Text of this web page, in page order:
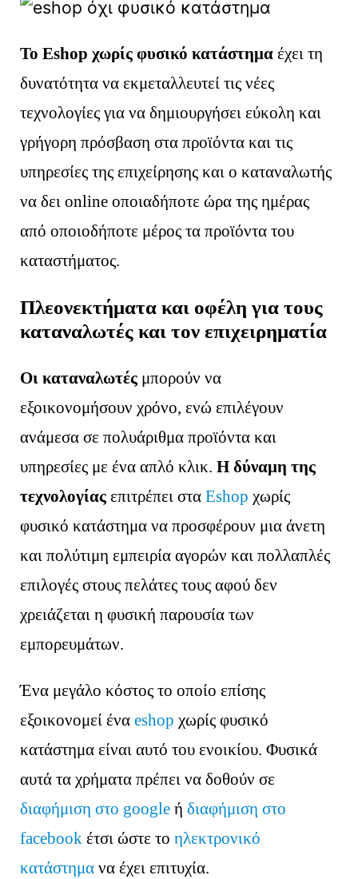
Το Eshop χωρίς φυσικό κατάστημα έχει τη
δυνατότητα να εκμεταλλευτεί τις νέες
τεχνολογίες για να δημιουργήσει εύκολη και
γρήγορη πρόσβαση στα προϊόντα και τις
υπηρεσίες της επιχείρησης και ο καταναλωτής
να δει online οποιαδήποτε ώρα της ημέρας
από οποιοδήποτε μέρος τα προϊόντα του
καταστήματος.
Πλεονεκτήματα και οφέλη για τους
καταναλωτές και τον επιχειρηματία
Οι καταναλωτές μπορούν να
εξοικονομήσουν χρόνο, ενώ επιλέγουν
ανάμεσα σε πολυάριθμα προϊόντα και
υπηρεσίες με ένα απλό κλικ.Η δύναμη της
τεχνολογίας επιτρέπει σταEshop χωρίς
φυσικό κατάστημα να προσφέρουν μια άνετη
και πολύτιμη εμπειρία αγορών και πολλαπλές
επιλογές στους πελάτες τους αφού δεν
χρειάζεται η φυσική παρουσία των
εμπορευμάτων.
Ένα μεγάλο κόστος το οποίο επίσης
εξοικονομεί έναeshop χωρίς φυσικό
κατάστημα είναι αυτό του ενοικίου. Φυσικά
αυτά τα χρήματα πρέπει να δοθούν σε
διαφήμιση στο google ήδιαφήμιση στο
facebookέτσι ώστε τοηλεκτρονικό
κατάστημα να έχει επιτυχία.